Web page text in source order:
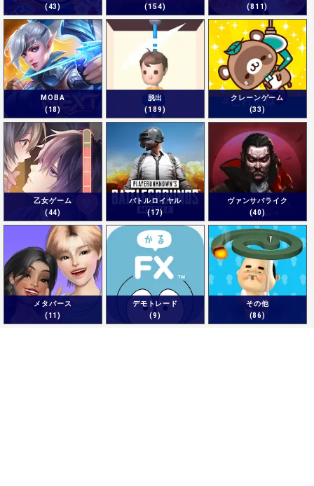
(43)
(154)
(811)
MOBA
(18)
脱出
(189)
クレーンゲーム
(33)
乙女ゲーム
(44)
バトルロイヤル
(17)
ヴァンサバライク
(40)
メタバース
(11)
デモトレード
(9)
その他
(86)